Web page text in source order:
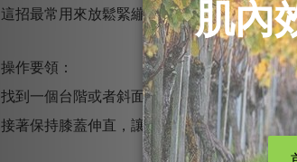
這招最常用來放鬆緊繃的小腿。
操作要領：
找到一個台階或者斜面讓腳掌踩上去，重心放
接著保持膝蓋伸直，讓骨盆漸漸往前靠進，